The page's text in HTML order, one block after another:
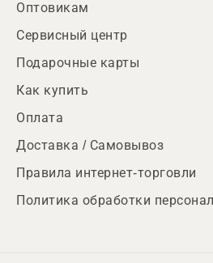
Оптовикам
Сервисный центр
Подарочные карты
Как купить
Оплата
Доставка / Самовывоз
Правила интернет-торговли
Политика обработки